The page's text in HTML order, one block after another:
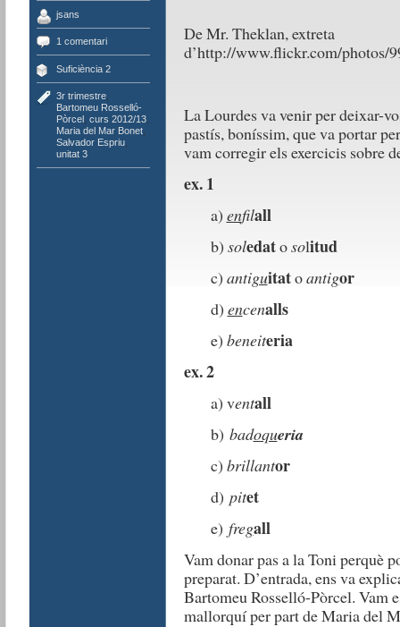
jsans
1 comentari
Suficiència 2
3r trimestre,
Bartomeu Rosselló-
Pòrcel, curs 2012/13,
Maria del Mar Bonet,
Salvador Espriu,
unitat 3
De Mr. Theklan, extreta
d’http://www.flickr.com/photos/
La Lourdes va venir per deixar-
pastís, boníssim, que va portar
vam corregir els exercicis sobre
ex. 1
a) enfilall
b) soledatosolitud
c) antiguitatoantigor
d) encenalls
e) beneiteria
ex. 2
a) ventall
b) badoqueria
c) brillantor
d) pitet
e) fregall
Vam donar pas a la Toni perquè
preparat. D’entrada, ens va
Bartomeu Rosselló-Pòrcel. Vam
mallorquí per part de Maria del